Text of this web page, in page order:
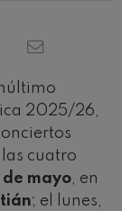
2025/26,
cuatro
de mayo, en
; el lunes,